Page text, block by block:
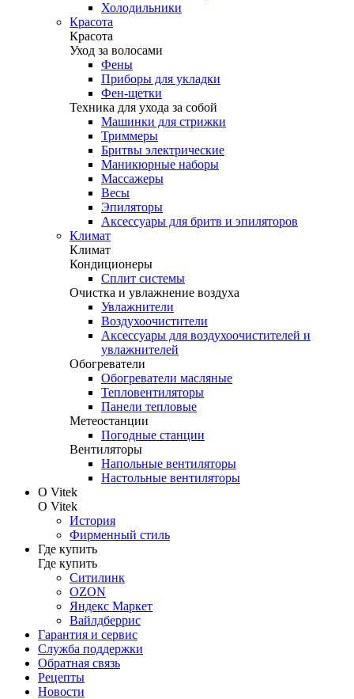
Холодильники
Красота
Красота
Уход за волосами
Фены
Приборы для укладки
Фен-щетки
Техника для ухода за собой
Машинки для стрижки
Триммеры
Бритвы электрические
Маникюрные наборы
Массажеры
Весы
Эпиляторы
Аксессуары для бритв и эпиляторов
Климат
Климат
Кондиционеры
Сплит системы
Очистка и увлажнение воздуха
Увлажнители
Воздухоочистители
Аксессуары для воздухоочистителей и
увлажнителей
Обогреватели
Обогреватели масляные
Тепловентиляторы
Панели тепловые
Метеостанции
Погодные станции
Вентиляторы
Напольные вентиляторы
Настольные вентиляторы
О Vitek
О Vitek
История
Фирменный стиль
Где купить
Где купить
Ситилинк
OZON
Яндекс Маркет
Вайлдберрис
Гарантия и сервис
Служба поддержки
Обратная связь
Рецепты
Новости